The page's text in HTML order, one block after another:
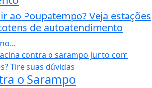
ao Poupatempo? Veja estações
de autoatendimento
o Sarampo